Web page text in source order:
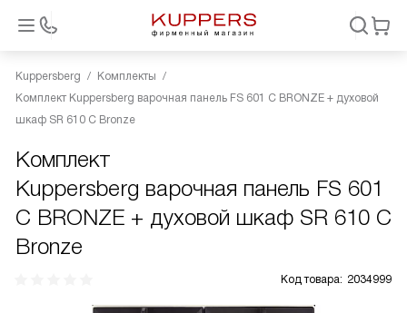
Kuppersberg
Комплекты
Комплект Kuppersberg варочная панель FS 601 C BRONZE + духовой
шкаф SR 610 C Bronze
Комплект
Kuppersberg варочная панель FS 601
C BRONZE + духовой шкаф SR 610 C
Bronze
Код товара: 2034999